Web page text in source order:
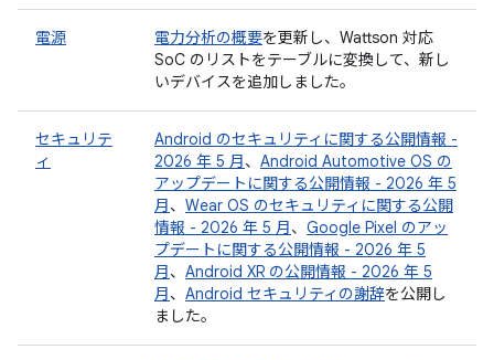
電源 電力分析の概要を更新し、Wattson 対応
SoC のリストをテーブルに変換して、新し
いデバイスを追加しました。
セキュリテ
ィ
Android のセキュリティに関する公開情報 -
2026 年 5 月、 Android Automotive OS の
アップデートに関する公開情報 - 2026 年 5
月、 Wear OS のセキュリティに関する公開
情報 - 2026 年 5 月、 Google Pixel のアッ
プデートに関する公開情報 - 2026 年 5
月、 Android XR の公開情報 - 2026 年 5
月、 Android セキュリティの謝辞を公開し
ました。